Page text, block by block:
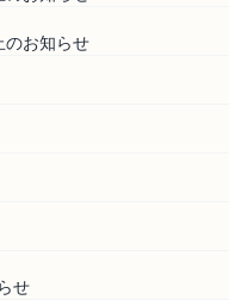
のお知らせ
せ